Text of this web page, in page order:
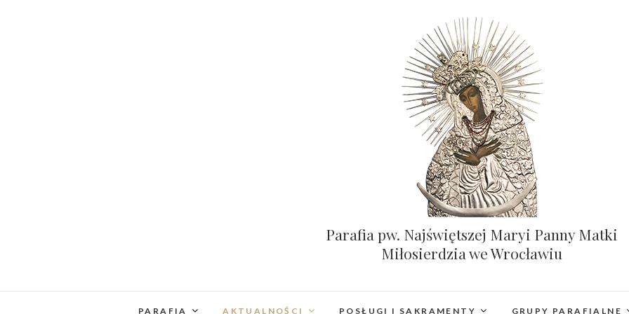
Parafia pw. Najświętszej Maryi Panny Matki
Miłosierdzia we Wrocławiu
PARAFIA AKTUALNOŚCI POSŁUGI I SAKRAMENTY GRUPY PARAFIALNE